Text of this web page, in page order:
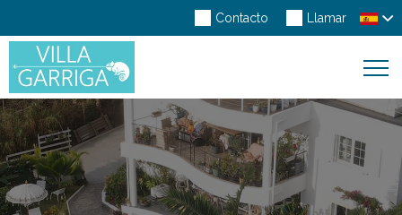
Llamar
Contacto